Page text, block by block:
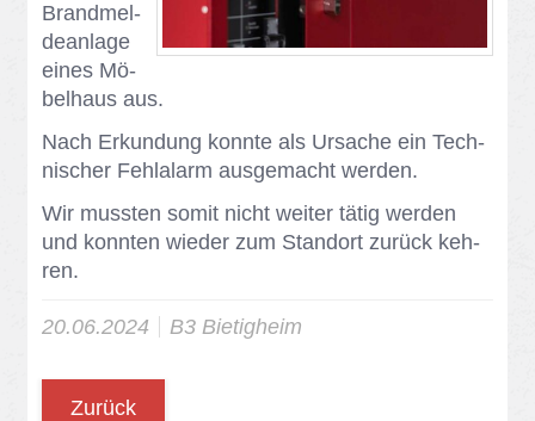
Brand­mel­
de­an­la­ge
ei­nes Mö­
bel­haus aus.
Nach Er­kun­dung konn­te als Ur­sa­che ein Tech­
ni­scher Fehl­alarm aus­ge­macht wer­den.
Wir muss­ten so­mit nicht wei­ter tä­tig wer­den
und konn­ten wie­der zum Stand­ort zu­rück keh­
ren.
20.06.2024 B3 Bie­tig­heim
Zurück